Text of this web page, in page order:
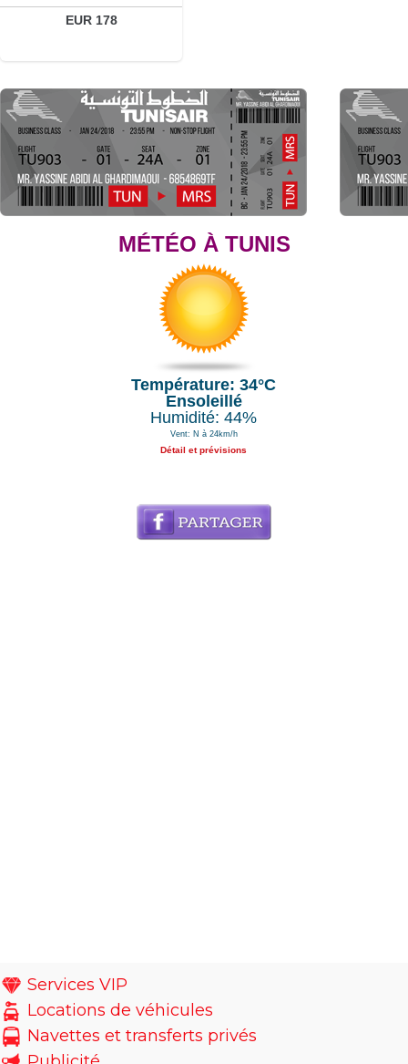
EUR 178
MÉTÉO À TUNIS
Température: 34°C
Ensoleillé
Humidité: 44%
Vent: N à 24km/h
Détail et prévisions
Services VIP
Locations de véhicules
Navettes et transferts privés